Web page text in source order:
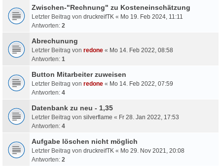
Zwischen-"Rechnung" zu Kosteneinschätzung
Letzter Beitrag von druckreifTK « Mo 19. Feb 2024, 11:11
Antworten: 2
Abrechunung
Letzter Beitrag von redone « Mo 14. Feb 2022, 08:58
Antworten: 1
Button Mitarbeiter zuweisen
Letzter Beitrag von redone « Mo 14. Feb 2022, 07:59
Antworten: 4
Datenbank zu neu - 1,35
Letzter Beitrag von silverflame « Fr 28. Jan 2022, 17:53
Antworten: 4
Aufgabe löschen nicht möglich
Letzter Beitrag von druckreifTK « Mo 29. Nov 2021, 20:08
Antworten: 2